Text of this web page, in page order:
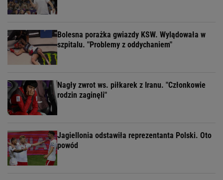
Bolesna porażka gwiazdy KSW. Wylądowała w
szpitalu. "Problemy z oddychaniem"
Nagły zwrot ws. piłkarek z Iranu. "Członkowie
rodzin zaginęli"
Jagiellonia odstawiła reprezentanta Polski. Oto
powód